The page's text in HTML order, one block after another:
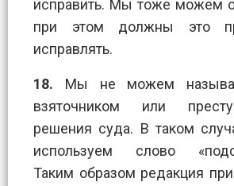
исправить. Мы тоже можем
при этом должны это
исправлять.
18. Мы не можем
взяточником или
решения суда. В таком
используем слово
Таким образом редакция